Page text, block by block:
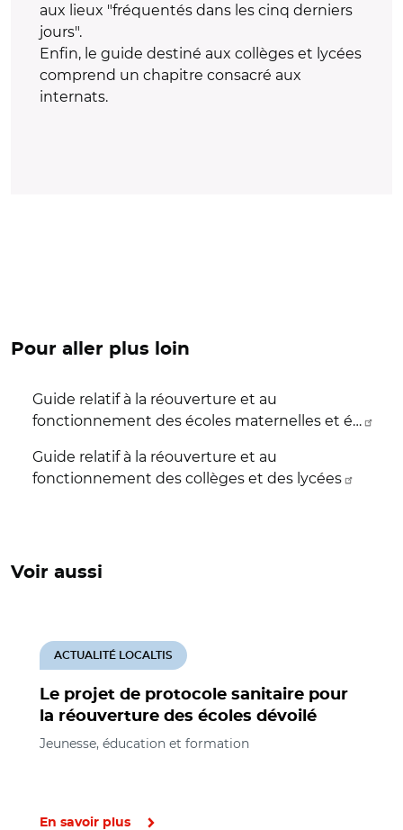
aux lieux "fréquentés dans les cinq derniers
jours".
Enfin, le guide destiné aux collèges et lycées
comprend un chapitre consacré aux
internats.
Pour aller plus loin
Guide relatif à la réouverture et au
fonctionnement des écoles maternelles et é…
Guide relatif à la réouverture et au
fonctionnement des collèges et des lycées
Voir aussi
Le projet de protocole sanitaire pour
la réouverture des écoles dévoilé
ACTUALITÉ LOCALTIS
Jeunesse, éducation et formation
En savoir plus